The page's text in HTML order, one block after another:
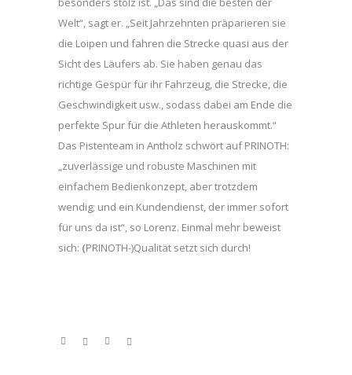
Welt“, sagt er. „Seit Jahrzehnten präparieren sie
die Loipen und fahren die Strecke quasi aus der
Sicht des Läufers ab. Sie haben genau das
richtige Gespür für ihr Fahrzeug, die Strecke, die
Geschwindigkeit usw., sodass dabei am Ende die
perfekte Spur für die Athleten herauskommt.“
Das Pistenteam in Antholz schwört auf PRINOTH:
„zuverlässige und robuste Maschinen mit
einfachem Bedienkonzept, aber trotzdem
wendig; und ein Kundendienst, der immer sofort
für uns da ist“, so Lorenz. Einmal mehr beweist
sich: (PRINOTH-)Qualität setzt sich durch!